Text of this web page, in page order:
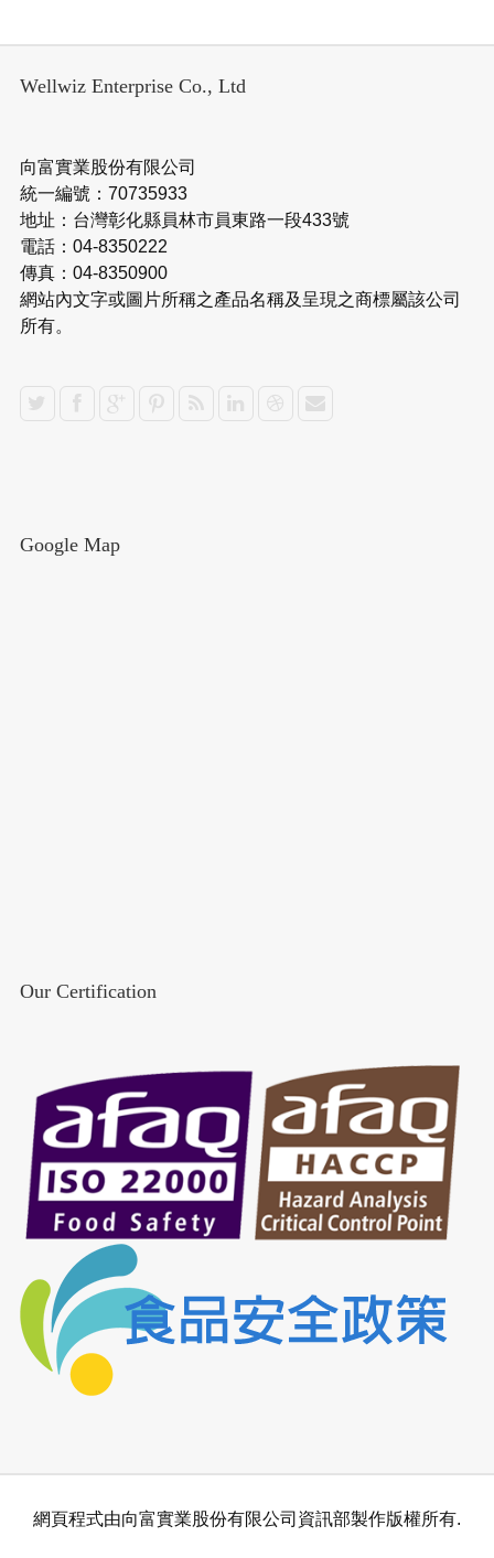
Wellwiz Enterprise Co., Ltd
向富實業股份有限公司
統一編號：70735933
地址：台灣彰化縣員林市員東路一段433號
電話：04-8350222
傳真：04-8350900
網站內文字或圖片所稱之產品名稱及呈現之商標屬該公司
所有。
Google Map
Our Certification
網頁程式由向富實業股份有限公司資訊部製作版權所有.